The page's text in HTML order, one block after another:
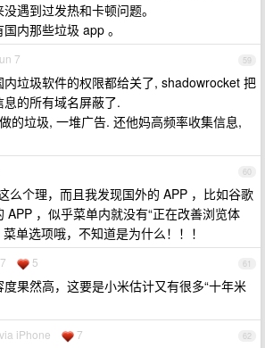
遇到过发热和卡顿问题。
内那些垃圾 app 。
59
7
垃圾软件的权限都给关了, shadowrocket 把
的所有域名屏蔽了.
的垃圾, 一堆广告. 还他妈高频率收集信息,
60
么个理，而且我发现国外的 APP ，比如谷歌
APP ，似乎菜单内就没有“正在改善浏览体
单选项哦，不知道是为什么！！！
61
5
果然高，这要是小米估计又有很多“十年米
62
iPhone 7